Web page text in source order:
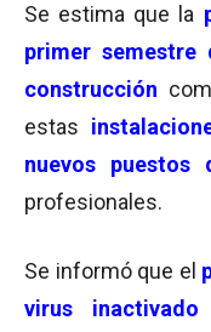
Se estima que la
primer semestre
construcción
estas
nuevos puestos
profesionales.
Se informó que el
virus inactivado